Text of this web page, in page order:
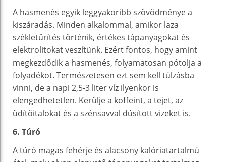
A hasmenés egyik leggyakoribb szövődménye a
kiszáradás. Minden alkalommal, amikor laza
székletűrítés történik, értékes tápanyagokat és
elektrolitokat veszítünk. Ezért fontos, hogy amint
megkezdődik a hasmenés, folyamatosan pótolja a
folyadékot. Természetesen ezt sem kell túlzásba
vinni, de a napi 2,5-3 liter víz ilyenkor is
elengedhetetlen. Kerülje a koffeint, a tejet, az
üdítőitalokat és a szénsavval dúsított vizeket is.
6. Túró
A túró magas fehérje és alacsony kalóriatartalmú